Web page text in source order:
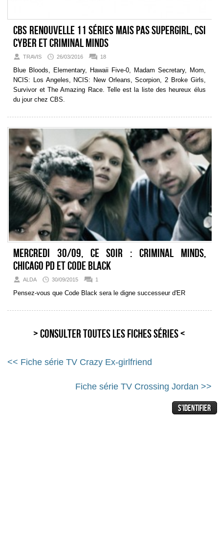
CBS renouvelle 11 séries mais pas Supergirl, CSI
Cyber et Criminal Minds
TRAVIS 26/03/2016 18
Blue Bloods, Elementary, Hawaii Five-0, Madam Secretary, Mom,
NCIS: Los Angeles, NCIS: New Orleans, Scorpion, 2 Broke Girls,
Survivor et The Amazing Race. Telle est la liste des heureux élus
du jour chez CBS.
Mercredi 30/09, ce soir : Criminal Minds,
Chicago PD et Code Black
ALDA 30/09/2015 1
Pensez-vous que Code Black sera le digne successeur d'ER
> Consulter toutes les fiches séries <
<< Fiche série TV Crazy Ex-girlfriend
Fiche série TV Crossing Jordan >>